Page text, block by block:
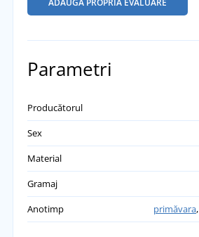
ADĂUGĂ PROPRIA EVALUARE
Parametri
Producătorul
Sex
Material
Gramaj
Anotimp
primăvara,